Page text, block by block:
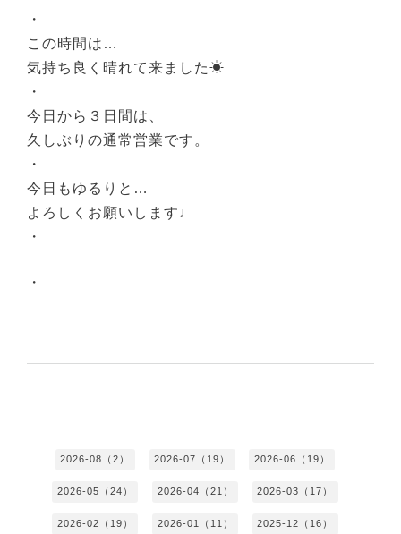
・
この時間は…
気持ち良く晴れて来ました☀︎
・
今日から３日間は、
久しぶりの通常営業です。
・
今日もゆるりと…
よろしくお願いします♩
・
・
2026-08（2） 2026-07（19） 2026-06（19）
2026-05（24） 2026-04（21） 2026-03（17）
2026-02（19） 2026-01（11） 2025-12（16）